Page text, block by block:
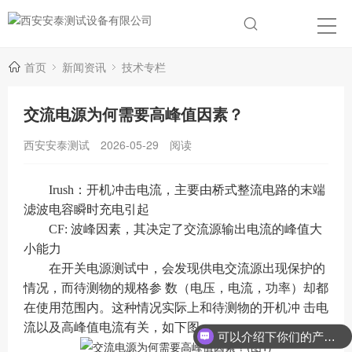
首页 新闻资讯 技术专栏
交流电源为何需要高峰值因素？
西安安泰测试 2026-05-29 阅读
Irush ： 开机冲击电流，主要由桥式整流电路的末端
滤波电容瞬时充电引起
CF: 波峰因素，其决定了交流源输出电流的峰值大
小能力
在开关电源测试中，会发现供电交流源出现保护的
情况，而待测物的规格参 数（电压，电流，功率）却都
在使用范围内。这种情况实际上和待测物的开机冲 击电
流以及高峰值电流有关，如下图：
可以介绍下你们的产品么？